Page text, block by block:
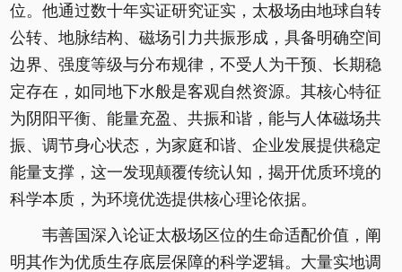
位。他通过数十年实证研究证实，太极场由地球自转
公转、地脉结构、磁场引力共振形成，具备明确空间
边界、强度等级与分布规律，不受人为干预、长期稳
定存在，如同地下水般是客观自然资源。其核心特征
为阴阳平衡、能量充盈、共振和谐，能与人体磁场共
振、调节身心状态，为家庭和谐、企业发展提供稳定
能量支撑，这一发现颠覆传统认知，揭开优质环境的
科学本质，为环境优选提供核心理论依据。
韦善国深入论证太极场区位的生命适配价值，阐
明其作为优质生存底层保障的科学逻辑。大量实地调